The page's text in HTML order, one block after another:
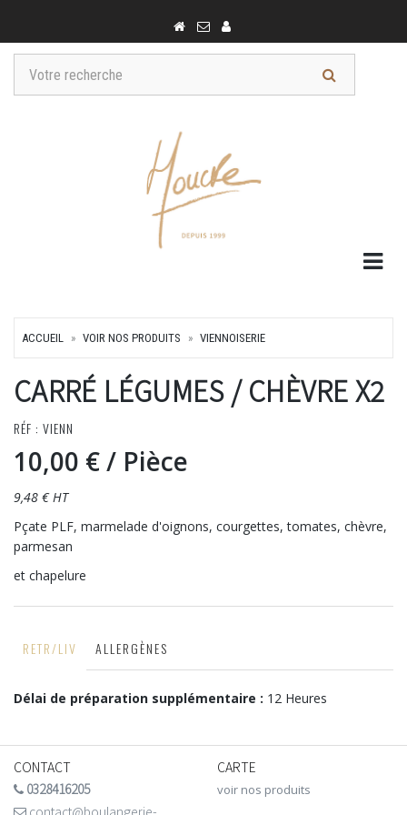
ACCUEIL VOIR NOS PRODUITS VIENNOISERIE
CARRÉ LÉGUMES / CHÈVRE X2
RÉF : VIENN
10,00 €/ Pièce
9,48 € HT
Pçate PLF, marmelade d'oignons, courgettes, tomates, chèvre,
parmesan
et chapelure
RETR/LIV ALLERGÈNES
Délai de préparation supplémentaire : 12 Heures
CONTACT
0328416205
contact@boulangerie-
CARTE
voir nos produits